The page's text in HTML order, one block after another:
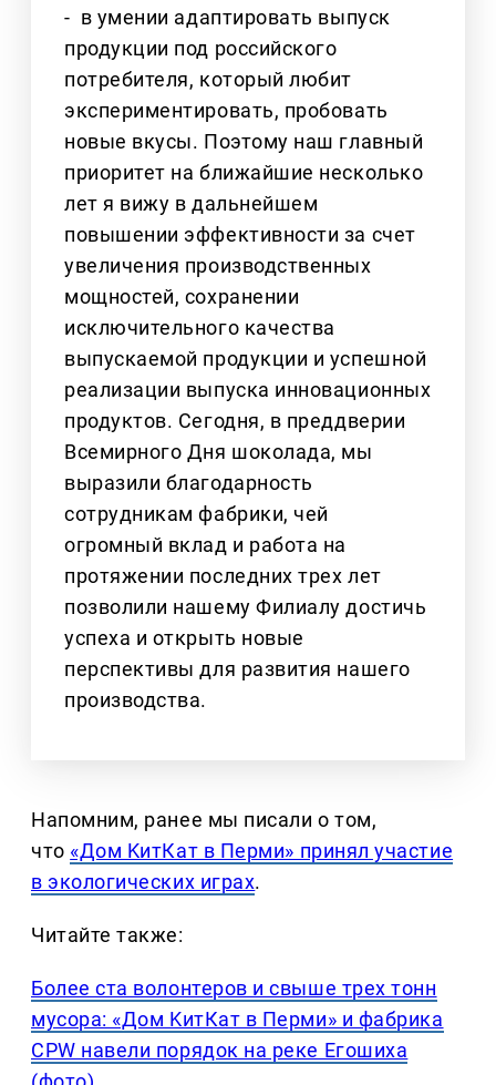
- в умении адаптировать выпуск
продукции под российского
потребителя, который любит
экспериментировать, пробовать
новые вкусы. Поэтому наш главный
приоритет на ближайшие несколько
лет я вижу в дальнейшем
повышении эффективности за счет
увеличения производственных
мощностей, сохранении
исключительного качества
выпускаемой продукции и успешной
реализации выпуска инновационных
продуктов. Сегодня, в преддверии
Всемирного Дня шоколада, мы
выразили благодарность
сотрудникам фабрики, чей
огромный вклад и работа на
протяжении последних трех лет
позволили нашему Филиалу достичь
успеха и открыть новые
перспективы для развития нашего
производства.
Напомним, ранее мы писали о том,
что «Дом KитКат в Перми» принял участие
в экологических играх.
Читайте также:
Более ста волонтеров и свыше трех тонн
мусора: «Дом KитКат в Перми» и фабрика
CPW навели порядок на реке Егошиха